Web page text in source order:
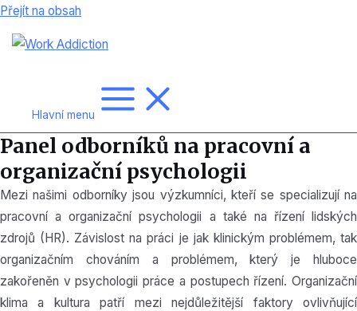
Přejít na obsah
Hlavní menu
Panel odborníků na pracovní a
organizační psychologii
Mezi našimi odborníky jsou výzkumníci, kteří se specializují na
pracovní a organizační psychologii a také na řízení lidských
zdrojů (HR). Závislost na práci je jak klinickým problémem, tak
organizačním chováním a problémem, který je hluboce
zakořeněn v psychologii práce a postupech řízení. Organizační
klima a kultura patří mezi nejdůležitější faktory ovlivňující